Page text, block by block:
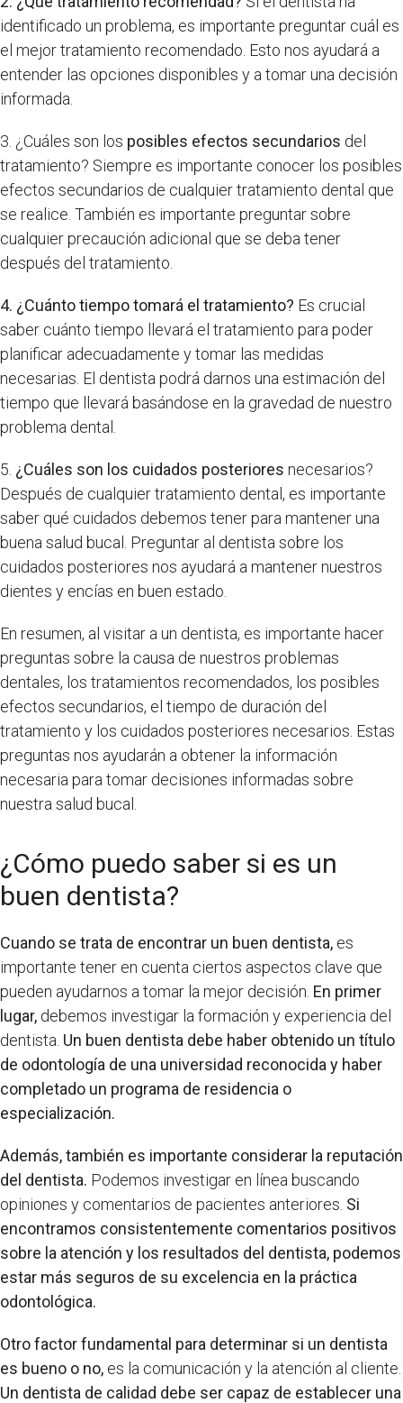
identificado un problema, es importante preguntar cuál es
el mejor tratamiento recomendado. Esto nos ayudará a
entender las opciones disponibles y a tomar una decisión
informada.
3. ¿Cuáles son los posibles efectos secundarios del
tratamiento? Siempre es importante conocer los posibles
efectos secundarios de cualquier tratamiento dental que
se realice. También es importante preguntar sobre
cualquier precaución adicional que se deba tener
después del tratamiento.
4. ¿Cuánto tiempo tomará el tratamiento? Es crucial
saber cuánto tiempo llevará el tratamiento para poder
planificar adecuadamente y tomar las medidas
necesarias. El dentista podrá darnos una estimación del
tiempo que llevará basándose en la gravedad de nuestro
problema dental.
5. ¿Cuáles son los cuidados posteriores necesarios?
Después de cualquier tratamiento dental, es importante
saber qué cuidados debemos tener para mantener una
buena salud bucal. Preguntar al dentista sobre los
cuidados posteriores nos ayudará a mantener nuestros
dientes y encías en buen estado.
En resumen, al visitar a un dentista, es importante hacer
preguntas sobre la causa de nuestros problemas
dentales, los tratamientos recomendados, los posibles
efectos secundarios, el tiempo de duración del
tratamiento y los cuidados posteriores necesarios. Estas
preguntas nos ayudarán a obtener la información
necesaria para tomar decisiones informadas sobre
nuestra salud bucal.
¿Cómo puedo saber si es un
buen dentista?
Cuando se trata de encontrar un buen dentista, es
importante tener en cuenta ciertos aspectos clave que
pueden ayudarnos a tomar la mejor decisión. En primer
lugar, debemos investigar la formación y experiencia del
dentista. Un buen dentista debe haber obtenido un título
de odontología de una universidad reconocida y haber
completado un programa de residencia o
especialización.
Además, también es importante considerar la reputación
del dentista. Podemos investigar en línea buscando
opiniones y comentarios de pacientes anteriores. Si
encontramos consistentemente comentarios positivos
sobre la atención y los resultados del dentista, podemos
estar más seguros de su excelencia en la práctica
odontológica.
Otro factor fundamental para determinar si un dentista
es bueno o no, es la comunicación y la atención al cliente.
Un dentista de calidad debe ser capaz de establecer una